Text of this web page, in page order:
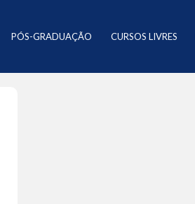
PÓS-GRADUAÇÃO CURSOS LIVRES